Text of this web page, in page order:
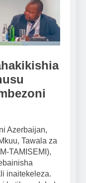
Azerbaijan,
Tawala za
TAMISEMI),
inaitekeleza.